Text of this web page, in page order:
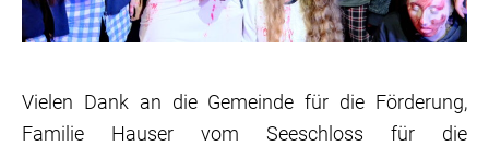
Vielen Dank an die Gemeinde für die Förderung,
Familie Hauser vom Seeschloss für die